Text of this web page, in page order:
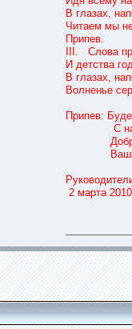
В глазах,
Читаем мы
Припев.
III. Слова
И детства
В глазах,
Волненье
Припев:
С нами
Добрые,
Ваши
2 марта 2010